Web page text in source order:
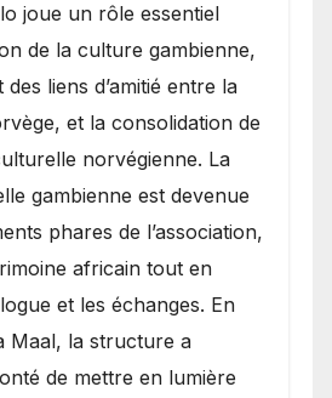
joue un rôle essentiel
de la culture gambienne,
liens d’amitié entre la
et la consolidation de
norvégienne. La
gambienne est devenue
phares de l’association,
africain tout en
et les échanges. En
Maal, la structure a
de mettre en lumière